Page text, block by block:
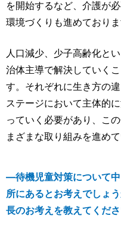
を開始するなど、介護が
環境づくりも進めておりま
人口減少、少子高齢化と
治体主導で解決していく
す。それぞれに生き方の
ステージにおいて主体的
っていく必要があり、こ
まざまな取り組みを進め
―待機児童対策について
所にあるとお考えでしょ
長のお考えを教えてくださ